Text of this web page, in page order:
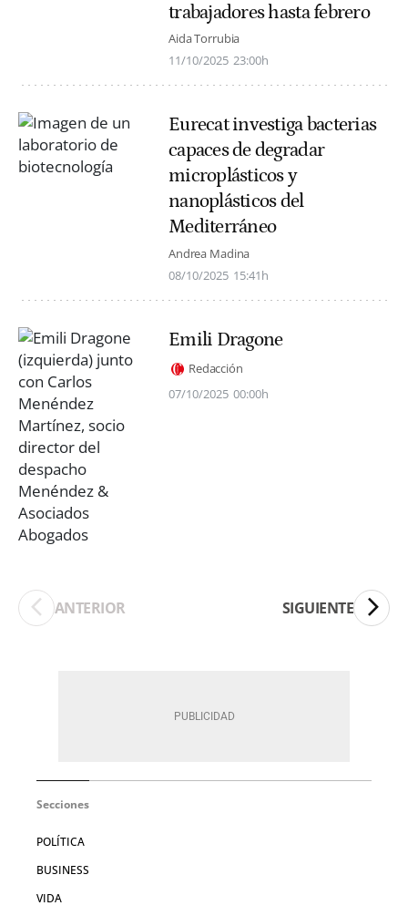
trabajadores hasta febrero
Aida Torrubia
11/10/2025 23:00h
Eurecat investiga bacterias
capaces de degradar
microplásticos y
nanoplásticos del
Mediterráneo
Andrea Madina
08/10/2025 15:41h
Emili Dragone
Redacción
07/10/2025 00:00h
ANTERIOR SIGUIENTE
Secciones
POLÍTICA
BUSINESS
VIDA